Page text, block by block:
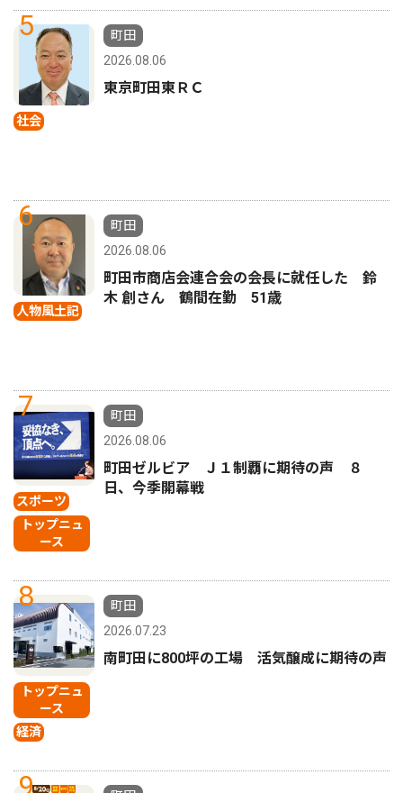
5
社会
町田
2026.08.06
東京町田東ＲＣ
6
人物風土記
町田
2026.08.06
町田市商店会連合会の会長に就任した 鈴
木 創さん 鶴間在勤 51歳
7
スポーツ
トップニュ
ース
町田
2026.08.06
町田ゼルビア Ｊ１制覇に期待の声 ８
日、今季開幕戦
8
トップニュ
ース
経済
町田
2026.07.23
南町田に800坪の工場 活気醸成に期待の声